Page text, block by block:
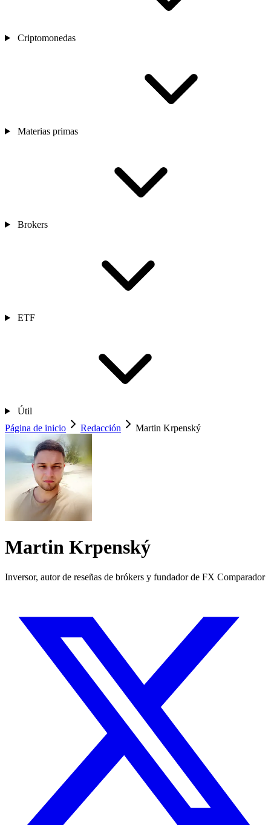
Criptomonedas
Materias primas
Brokers
ETF
Útil
Página de inicio
Redacción Martin Krpenský
Martin Krpenský
Inversor, autor de reseñas de brókers y fundador de FX Comparador